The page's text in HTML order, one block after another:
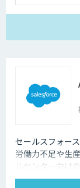
セールスフォー
労働力不足や生
ルセンター向け
顧客データのあ